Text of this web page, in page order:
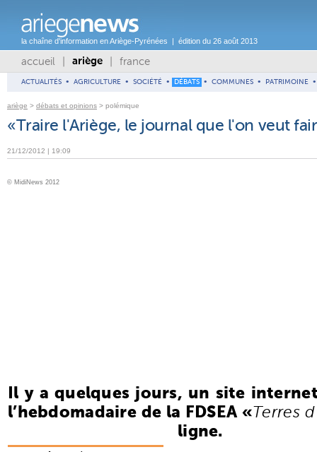
la chaîne d'information en Ariège-Pyrénées | édition du 26 août 2013
accueil ariège france
ACTUALITÉS • AGRICULTURE • SOCIÉTÉ • DÉBATS • COMMUNES • PATRIMOINE •
ariège > débats et opinions > polémique
«Traire l'Ariège, le journal que l'on veut
21/12/2012 | 19:09
© MidiNews 2012
Il y a quelques jours, un site
l’hebdomadaire de la FDSEA «Terres
ligne.